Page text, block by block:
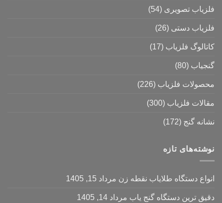
فلزیاب تصویری (54)
فلزیاب دستی (26)
کاتالوگ فلزیاب (17)
گنجیاب (80)
محصولات فلزیاب (226)
مقالات فلزیاب (300)
نشانه گنج (172)
نوشته‌های تازه
انواع دستگاه طلایاب نقطه زن مرداد 15, 1405
دقیق ترین دستگاه گنج یاب مرداد 14, 1405